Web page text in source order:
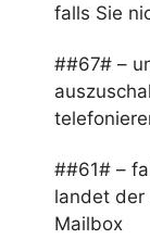
falls Sie
##67# –
##61# –
landet der
Mailbox